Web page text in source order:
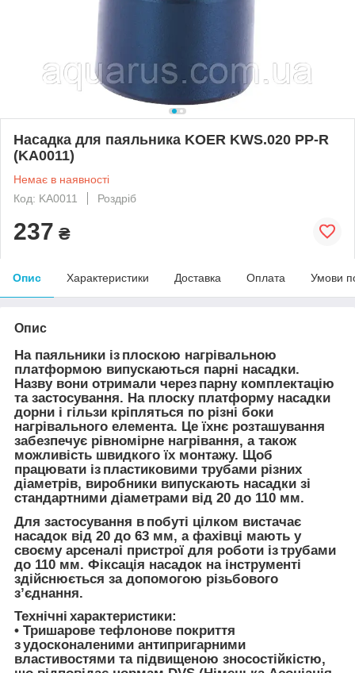
Насадка для паяльника KOER KWS.020 PP-R
(KA0011)
Немає в наявності
Код: KA0011
Роздріб
237 ₴
Опис Характеристики Доставка Оплата Умови
Опис
На паяльники із плоскою нагрівальною
платформою випускаються парні насадки.
Назву вони отримали через парну комплектацію
та застосування. На плоску платформу насадки
дорни і гільзи кріпляться по різні боки
нагрівального елемента. Це їхнє розташування
забезпечує рівномірне нагрівання, а також
можливість швидкого їх монтажу. Щоб
працювати із пластиковими трубами різних
діаметрів, виробники випускають насадки зі
стандартними діаметрами від 20 до 110 мм.
Для застосування в побуті цілком вистачає
насадок від 20 до 63 мм, а фахівці мають у
своєму арсеналі пристрої для роботи із трубами
до 110 мм. Фіксація насадок на інструменті
здійснюється за допомогою різьбового
з’єднання.
Технічні характеристики:
• Тришарове тефлонове покриття
з удосконаленими антипригарними
властивостями та підвищеною зносостійкістю,